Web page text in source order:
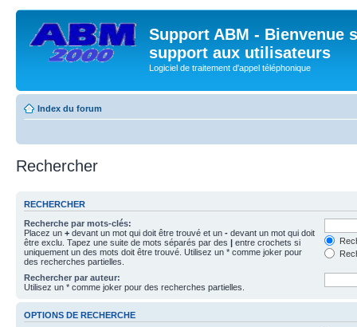
Support ABM - Bienvenue
support aux utilisateurs
Logiciel de traitement d'appel téléphonique
Index du forum
Rechercher
RECHERCHER
Recherche par mots-clés:
Placez un + devant un mot qui doit être trouvé et un - devant un mot qui doit
être exclu. Tapez une suite de mots séparés par des | entre crochets si
uniquement un des mots doit être trouvé. Utilisez un * comme joker pour
des recherches partielles.
Rechercher par auteur:
Utilisez un * comme joker pour des recherches partielles.
OPTIONS DE RECHERCHE